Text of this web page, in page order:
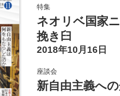
特集
ネオリベ国家
挽き臼
2018年10月16日
座談会
新自由主義へ